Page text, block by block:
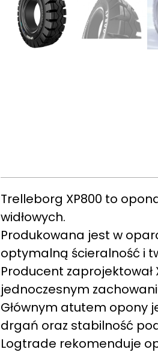
Trelleborg XP800 to
widłowych.
Produkowana jest w
optymalną ścieralność i
Producent zaprojektował
jednoczesnym
Głównym atutem opony
drgań oraz stabilność
Logtrade rekomenduje